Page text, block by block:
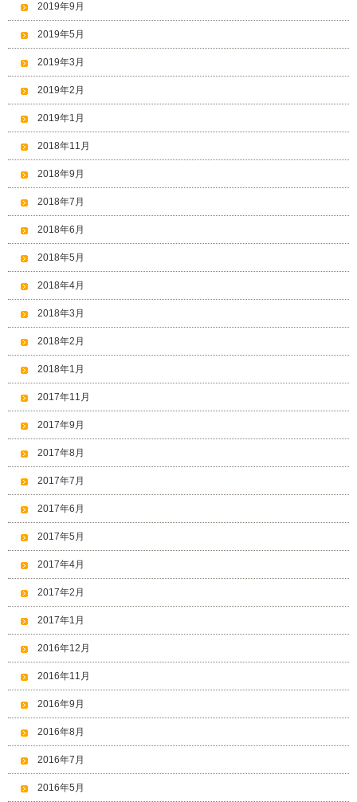
2019年9月
2019年5月
2019年3月
2019年2月
2019年1月
2018年11月
2018年9月
2018年7月
2018年6月
2018年5月
2018年4月
2018年3月
2018年2月
2018年1月
2017年11月
2017年9月
2017年8月
2017年7月
2017年6月
2017年5月
2017年4月
2017年2月
2017年1月
2016年12月
2016年11月
2016年9月
2016年8月
2016年7月
2016年5月